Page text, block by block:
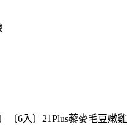
〔6入〕21Plus藜麥毛豆嫩雞